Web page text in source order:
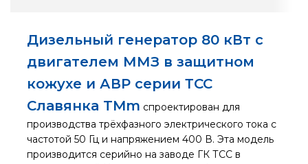
Дизельный генератор 80 кВт с
двигателем ММЗ в защитном
кожухе и АВР серии ТСС
Славянка TMm спроектирован для
производства трёхфазного электрического тока с
частотой 50 Гц и напряжением 400 В. Эта модель
производится серийно на заводе ГК ТСС в